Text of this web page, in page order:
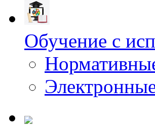
Обучение с